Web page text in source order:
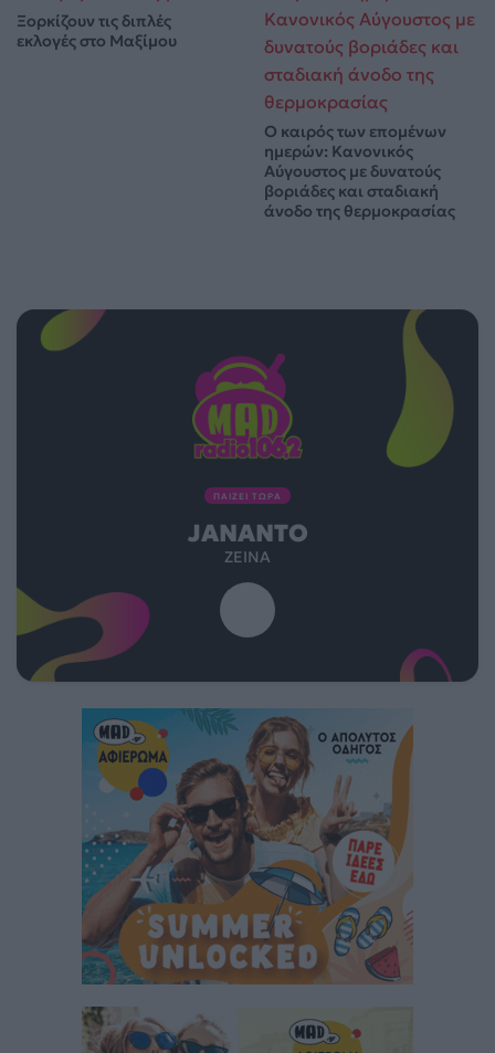
Ξορκίζουν τις διπλές
εκλογές στο Μαξίμου
Ο καιρός των επομένων
ημερών: Κανονικός
Αύγουστος με δυνατούς
βοριάδες και σταδιακή
άνοδο της θερμοκρασίας
ΠΑΙΖΕΙ ΤΩΡΑ
JANANTO
ZEINA